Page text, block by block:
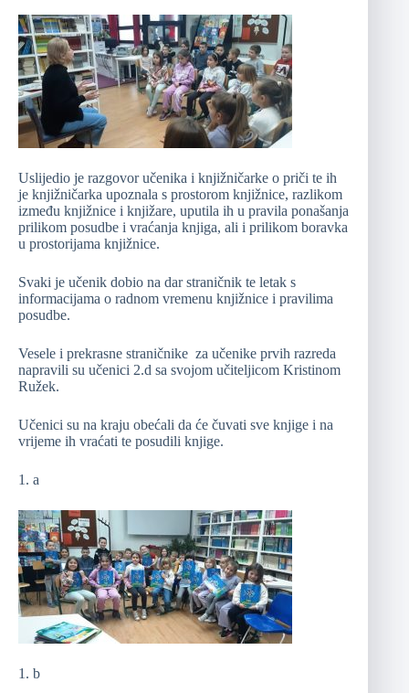
Uslijedio je razgovor učenika i knjižničarke o priči te ih
je knjižničarka upoznala s prostorom knjižnice, razlikom
između knjižnice i knjižare, uputila ih u pravila ponašanja
prilikom posudbe i vraćanja knjiga, ali i prilikom boravka
u prostorijama knjižnice.
Svaki je učenik dobio na dar straničnik te letak s
informacijama o radnom vremenu knjižnice i pravilima
posudbe.
Vesele i prekrasne straničnike za učenike prvih razreda
napravili su učenici 2.d sa svojom učiteljicom Kristinom
Ružek.
Učenici su na kraju obećali da će čuvati sve knjige i na
vrijeme ih vraćati te posudili knjige.
1. a
1. b